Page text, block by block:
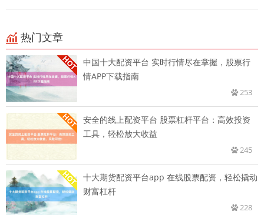
热门文章
中国十大配资平台 实时行情尽在掌握，股票行
情APP下载指南
253
安全的线上配资平台 股票杠杆平台：高效投资
工具，轻松放大收益
245
十大期货配资平台app 在线股票配资，轻松撬动
财富杠杆
228